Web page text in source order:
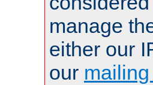
manage
either our
our